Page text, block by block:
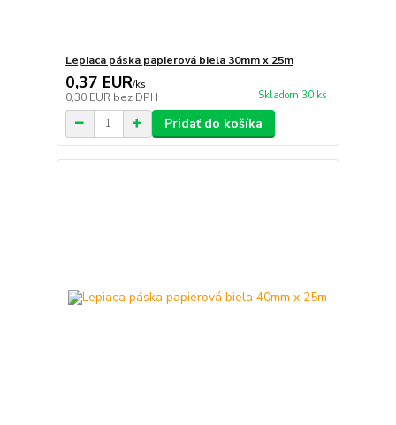
Lepiaca páska papierová biela 30mm x 25m
0,37 EUR/ks
0,30 EUR bez DPH Skladom 30 ks
Pridať do košíka